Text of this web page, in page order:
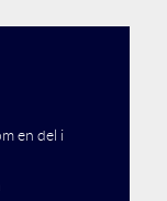
en del i